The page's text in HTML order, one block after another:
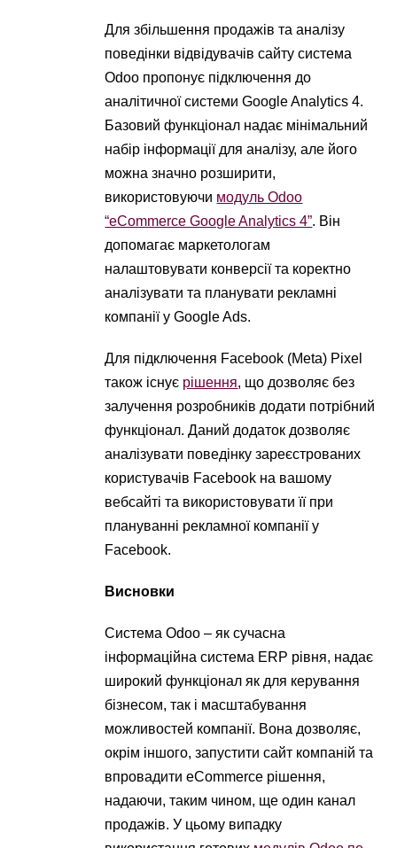
Для збільшення продажів та аналізу
поведінки відвідувачів сайту система
Odoo пропонує підключення до
аналітичної системи Google Analytics 4.
Базовий функціонал надає мінімальний
набір інформації для аналізу, але його
можна значно розширити,
використовуючи модуль Odoo
“eCommerce Google Analytics 4”. Він
допомагає маркетологам
налаштовувати конверсії та коректно
аналізувати та планувати рекламні
компанії у Google Ads.
Для підключення Facebook (Meta) Pixel
також існує рішення, що дозволяє без
залучення розробників додати потрібний
функціонал. Даний додаток дозволяє
аналізувати поведінку зареєстрованих
користувачів Facebook на вашому
вебсайті та використовувати її при
плануванні рекламної компанії у
Facebook.
Висновки
Система Odoo – як сучасна
інформаційна система ERP рівня, надає
широкий функціонал як для керування
бізнесом, так і масштабування
можливостей компанії. Вона дозволяє,
окрім іншого, запустити сайт компаній та
впровадити eCommerce рішення,
надаючи, таким чином, ще один канал
продажів. У цьому випадку